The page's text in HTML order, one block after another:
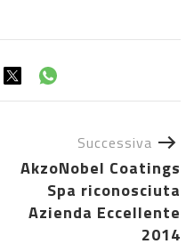
Successiva
AkzoNobel Coatings
Spa riconosciuta
Azienda Eccellente
2014